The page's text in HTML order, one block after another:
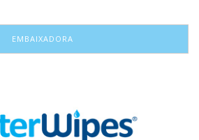
EMBAIXADORA